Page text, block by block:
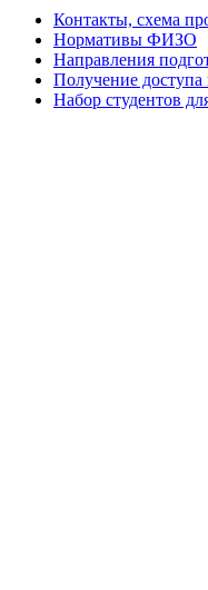
Контакты, схема
Нормативы ФИЗО
Направления
Получение
Набор студентов